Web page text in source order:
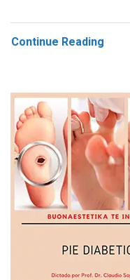
Continue Reading